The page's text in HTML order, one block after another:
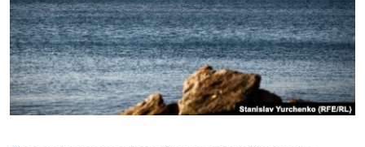
ДЕПОРТАЦІЯ
ВІДЕОУРОКИ «ELIFBE»
СВІДЧЕННЯ ОКУПАЦІЇ
УКРАЇНСЬКА ПРОБЛЕМА КРИМУ
ЯК ОБІЙТИ БЛОКУВАННЯ
Русский
Qırımtatar